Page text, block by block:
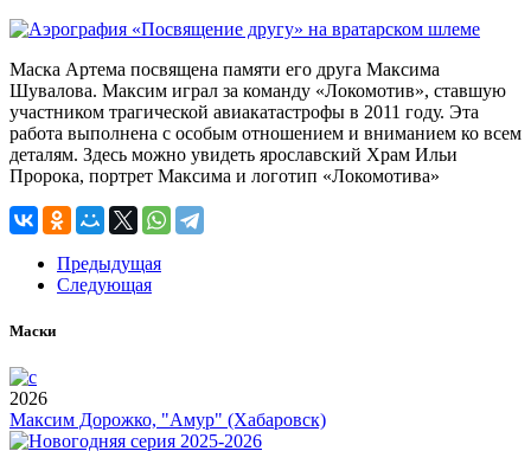
Маска Артема посвящена памяти его друга Максима
Шувалова. Максим играл за команду «Локомотив», ставшую
участником трагической авиакатастрофы в 2011 году. Эта
работа выполнена с особым отношением и вниманием ко всем
деталям. Здесь можно увидеть ярославский Храм Ильи
Пророка, портрет Максима и логотип «Локомотива»
Предыдущая
Следующая
Маски
2026
Максим Дорожко, "Амур" (Хабаровск)